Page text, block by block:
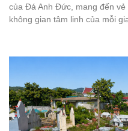
của Đá Anh Đức, mang đến
không gian tâm linh của mỗi